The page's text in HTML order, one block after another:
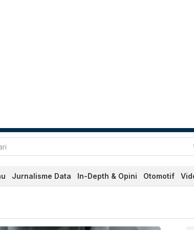
Jurnalisme Data In-Depth & Opini Otomotif
Terkini Hari Ini -